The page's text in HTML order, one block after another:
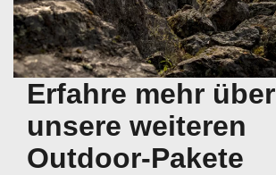
Erfahre mehr über
unsere weiteren
Outdoor-Pakete